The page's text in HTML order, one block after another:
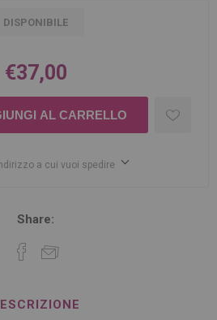
DISPONIBILE
€37,00
a cui vuoi spedire
Share: